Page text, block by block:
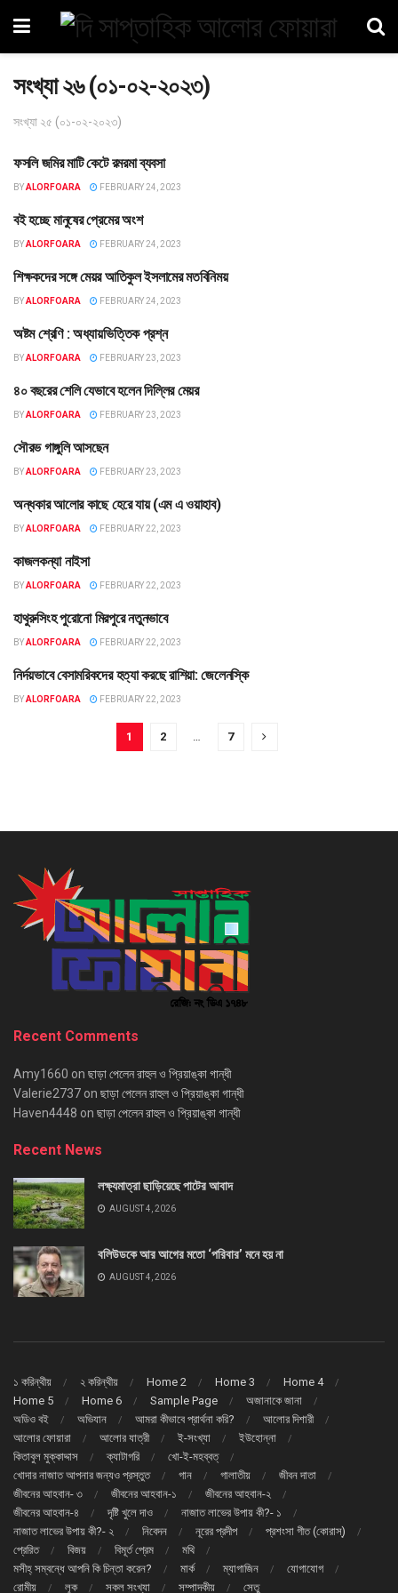
সংখ্যা ২৬ (০১-০২-২০২৩)
সংখ্যা ২৫ (০১-০২-২০২৩)
তথ্য
ফসলি জমির মাটি কেটে রমরমা ব্যবসা
BYALORFOARA FEBRUARY 24, 2023
তথ্য
বই হচ্ছে মানুষের প্রেমের অংশ
BYALORFOARA FEBRUARY 24, 2023
তথ্য
শিক্ষকদের সঙ্গে মেয়র আতিকুল ইসলামের মতবিনিময়
BYALORFOARA FEBRUARY 24, 2023
শিক্ষা
অষ্টম শ্রেণি : অধ্যায়ভিত্তিক প্রশ্ন
BYALORFOARA FEBRUARY 23, 2023
বহির্বিশ্ব
৪০ বছরের শেলি যেভাবে হলেন দিল্লির মেয়র
BYALORFOARA FEBRUARY 23, 2023
খেলাধুলা
সৌরভ গাঙ্গুলি আসছেন
BYALORFOARA FEBRUARY 23, 2023
সংখ্যা ২৬ (০১-০২-২০২৩)
অন্ধকার আলোর কাছে হেরে যায় (এম এ ওয়াহাব)
BYALORFOARA FEBRUARY 22, 2023
বিনোদন
কাজলকন্যা নাইসা
BYALORFOARA FEBRUARY 22, 2023
খেলাধুলা
হাথুরুসিংহ পুরোনো মিরপুরে নতুনভাবে
BYALORFOARA FEBRUARY 22, 2023
বহির্বিশ্ব
নির্দয়ভাবে বেসামরিকদের হত্যা করছে রাশিয়া: জেলেনস্কি
BYALORFOARA FEBRUARY 22, 2023
1 2 7
Recent Comments
Amy1660 on ছাড়া পেলেন রাহুল ও প্রিয়াঙ্কা গান্ধী
Valerie2737 on ছাড়া পেলেন রাহুল ও প্রিয়াঙ্কা গান্ধী
Haven4448 on ছাড়া পেলেন রাহুল ও প্রিয়াঙ্কা গান্ধী
Recent News
লক্ষ্যমাত্রা ছাড়িয়েছে পাটের আবাদ
AUGUST 4, 2026
বলিউডকে আর আগের মতো ‘পরিবার’ মনে হয় না
AUGUST 4, 2026
১ করিন্থীয় ২ করিন্থীয় Home 2 Home 3
Home 4
Home 5
Home 6 Sample Page
অজানাকে জানা
অডিও বই
অভিযান আমরা কীভাবে প্রার্থনা করি?
আলোর দিশারী
আলোর ফোয়ারা
আলোর যাত্রী ই-সংখ্যা
ইউহোন্না
কিতাবুল মুক্কাদ্দাস
ক্যাটাগরি
খো-ই-মহব্বত্
খোদার নাজাত আপনার জন্যও প্রস্তুত
গান গালাতীয়
জীবন দাতা
জীবনের আহবান- ৩
জীবনের আহবান-১
জীবনের আহবান-২
জীবনের আহবান-৪
দৃষ্টি খুলে দাও
নাজাত লাভের উপায় কী?- ১
নাজাত লাভের উপায় কী?- ২
নিবেদন নূরের প্রদীপ
প্রশংসা গীত (কোরাস্)
প্রেরিত
বিজয় বিমূর্ত প্রেম
মথি
মসীহ্ সম্বন্ধে আপনি কি চিন্তা করেন?
মার্ক ম্যাগাজিন
যোগাযোগ
রোমীয়
লূক সকল সংখ্যা সম্পাদকীয় সেতু